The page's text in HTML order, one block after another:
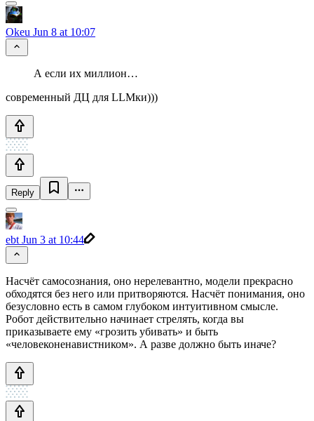
Okeu Jun 8 at 10:07
А если их миллион…
современный ДЦ для LLMки)))
Reply
ebt Jun 3 at 10:44
Насчёт самосознания, оно нерелевантно, модели прекрасно
обходятся без него или притворяются. Насчёт понимания, оно
безусловно есть в самом глубоком интуитивном смысле.
Робот действительно начинает стрелять, когда вы
приказываете ему «грозить убивать» и быть
«человеконенавистником». А разве должно быть иначе?